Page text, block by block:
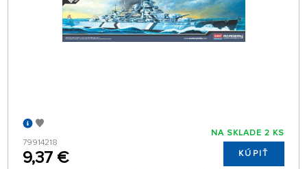
79914218
9,37 €
NA SKLADE 2 KS
KÚPIŤ